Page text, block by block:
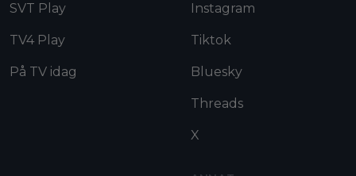
SVT Play
TV4 Play
På TV idag
Instagram
Tiktok
Bluesky
Threads
X